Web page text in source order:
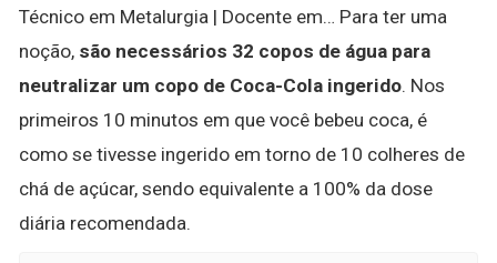
Técnico em Metalurgia | Docente em… Para ter uma
noção, são necessários 32 copos de água para
neutralizar um copo de Coca-Cola ingerido. Nos
primeiros 10 minutos em que você bebeu coca, é
como se tivesse ingerido em torno de 10 colheres de
chá de açúcar, sendo equivalente a 100% da dose
diária recomendada.